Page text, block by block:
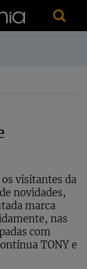
visitantes da
novidades,
marca
nas
com
TONY e